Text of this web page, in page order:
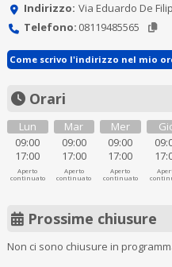
Indirizzo: Via Eduardo De
Telefono: 08119485565
Come scrivo l'indirizzo nel mio
Orari
Lun
09:00
17:00
Aperto
continuato
Mar
09:00
17:00
Aperto
continuato
Mer
09:00
17:00
Aperto
continuato
Prossime chiusure
Non ci sono chiusure in